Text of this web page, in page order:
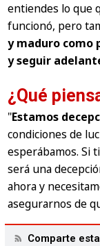
entiendes lo que
funcionó, pero
y maduro como
y seguir
¿Qué
"Estamos
condiciones de
esperábamos. Si
será una
ahora y
asegurarnos de
Comparte